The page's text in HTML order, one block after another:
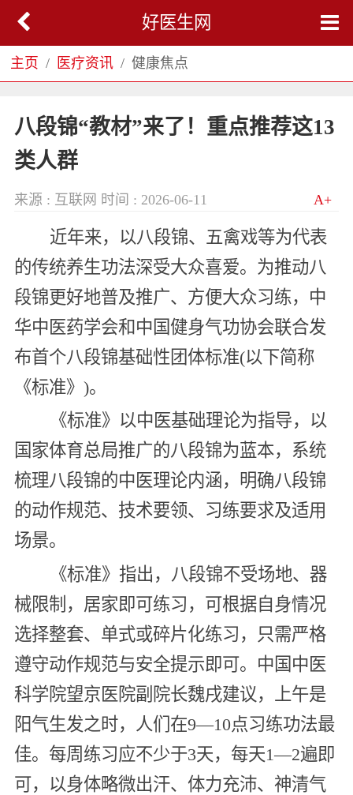
好医生网
主页 医疗资讯 健康焦点
八段锦“教材”来了！重点推荐这13
类人群
来源 : 互联网 时间 : 2026-06-11 A+
近年来，以八段锦、五禽戏等为代表
的传统养生功法深受大众喜爱。为推动八
段锦更好地普及推广、方便大众习练，中
华中医药学会和中国健身气功协会联合发
布首个八段锦基础性团体标准(以下简称
《标准》)。
《标准》以中医基础理论为指导，以
国家体育总局推广的八段锦为蓝本，系统
梳理八段锦的中医理论内涵，明确八段锦
的动作规范、技术要领、习练要求及适用
场景。
《标准》指出，八段锦不受场地、器
械限制，居家即可练习，可根据自身情况
选择整套、单式或碎片化练习，只需严格
遵守动作规范与安全提示即可。中国中医
科学院望京医院副院长魏戌建议，上午是
阳气生发之时，人们在9—10点习练功法最
佳。每周练习应不少于3天，每天1—2遍即
可，以身体略微出汗、体力充沛、神清气